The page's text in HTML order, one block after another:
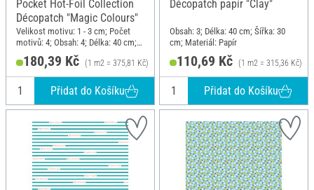
Pocket Hot-Foil Collection
Décopatch "Magic Colours"
Velikost motivu: 1 - 3 cm; Počet
motivů: 4; Obsah: 4; Délka: 40 cm;
Šířka: 30 cm; Materiál: Papír
180,39 Kč (1 m2 = 375,81 Kč)
Přidat do Košíku
Décopatch papír "Clay"
Obsah: 3; Délka: 40 cm; Šířka: 30
cm; Materiál: Papír
110,69 Kč (1 m2 = 315,36 Kč)
Přidat do Košíku